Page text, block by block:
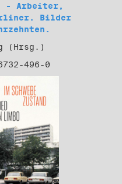
- Arbeiter,
Bilder
(Hrsg.)
496-0